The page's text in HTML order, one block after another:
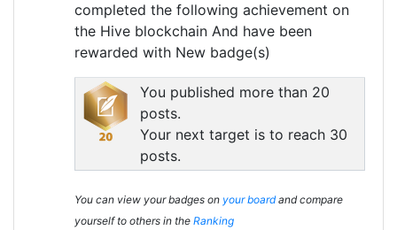
completed the following achievement on
the Hive blockchain And have been
rewarded with New badge(s)
You published more than 20
posts.
Your next target is to reach 30
posts.
You can view your badges on your boardand compare
yourself to others in the Ranking